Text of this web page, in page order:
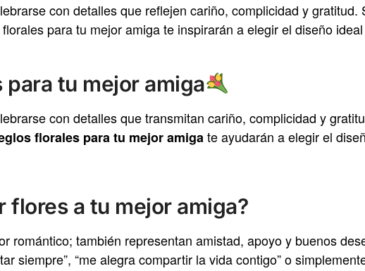
con detalles que reflejen cariño, complicidad y
para tu mejor amiga te inspirarán a elegir el diseño
tu mejor amiga
con detalles que transmitan cariño, complicidad y
florales para tu mejor amigate ayudarán a elegir el
flores a tu mejor amiga?
romántico; también representan amistad, apoyo y buenos
siempre”, “me alegra compartir la vida contigo” o